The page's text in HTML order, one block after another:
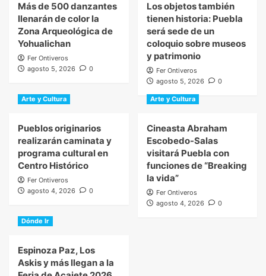
Más de 500 danzantes
llenarán de color la
Zona Arqueológica de
Yohualichan
Fer Ontiveros
agosto 5, 2026
0
Los objetos también
tienen historia: Puebla
será sede de un
coloquio sobre museos
y patrimonio
Fer Ontiveros
agosto 5, 2026
0
Arte y Cultura
Pueblos originarios
realizarán caminata y
programa cultural en
Centro Histórico
Fer Ontiveros
agosto 4, 2026
0
Arte y Cultura
Cineasta Abraham
Escobedo-Salas
visitará Puebla con
funciones de “Breaking
la vida”
Fer Ontiveros
agosto 4, 2026
0
Dónde Ir
Espinoza Paz, Los
Askis y más llegan a la